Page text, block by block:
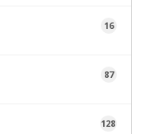
16
87
128